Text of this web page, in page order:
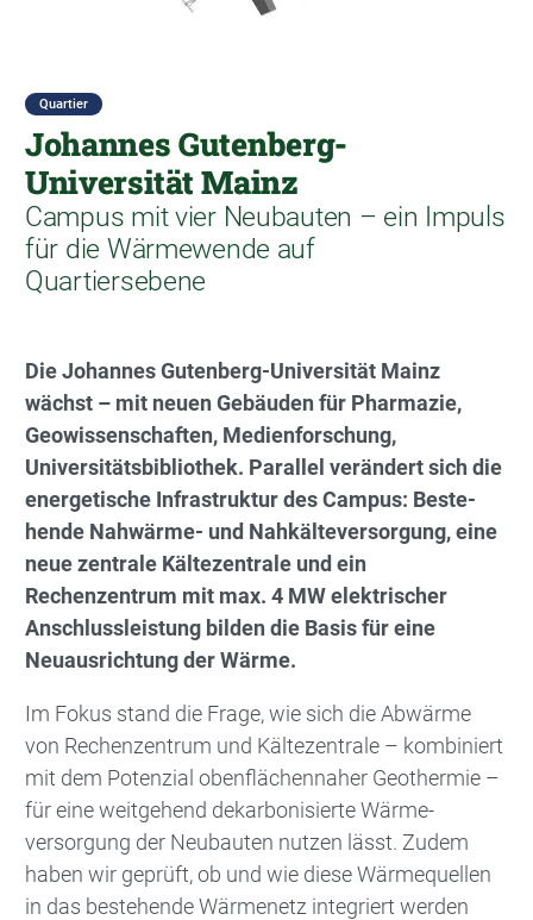
Quartier
Johannes Gutenberg-
Universität Mainz
Campus mit vier Neubauten – ein Impuls
für die Wärmewende auf
Quartiersebene
Die Johannes Gutenberg-Universität Mainz
wächst – mit neuen Gebäuden für Pharmazie,
Geowissenschaften, Medienforschung,
Universitätsbibliothek. Parallel verändert sich die
energetische Infrastruktur des Campus: Beste­
hen­de Nahwärme- und Nahkälteversorgung, eine
neue zentrale Kältezentrale und ein
Rechenzentrum mit max. 4 MW elektrischer
Anschlussleistung bilden die Basis für eine
Neuausrichtung der Wärme.
Im Fokus stand die Frage, wie sich die Abwärme
von Rechenzentrum und Kältezentrale – kombiniert
mit dem Potenzial obenflächennaher Geothermie –
für eine weitgehend dekarbonisierte Wärme-
versorgung der Neubauten nutzen lässt. Zudem
haben wir geprüft, ob und wie diese Wärmequellen
in das bestehende Wärmenetz integriert werden